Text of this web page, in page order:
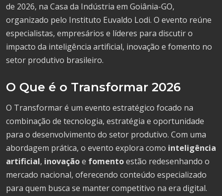
de 2026, na Casa da Indústria em Goiânia-GO,
organizado pelo Instituto Euvaldo Lodi. O evento reúne
especialistas, empresários e líderes para discutir o
impacto da inteligência artificial, inovação e fomento no
setor produtivo brasileiro.
O Que é o Transformar 2026
O Transformar é um evento estratégico focado na
combinação de tecnologia, estratégia e oportunidade
para o desenvolvimento do setor produtivo. Com uma
abordagem prática, o evento explora como inteligência
artificial, inovaçãoe fomentoestão redesenhando o
mercado nacional, oferecendo conteúdo especializado
para quem busca se manter competitivo na era digital.